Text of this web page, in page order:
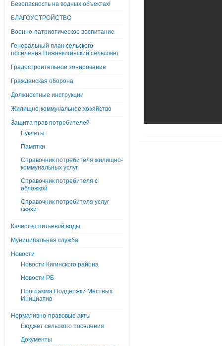
Безопасность на водных объектах!
БЛАГОУСТРОЙСТВО
Военно-патриотическое воспитание
Генеральный план сельского
поселения Нижнекигинский сельсовет
Градостроительное зонирование
Гражданская оборона
Должностные инструкции
Жилищно-коммунальное хозяйство
Защита прав потребителей
Буклеты
Памятки
Справочник потребителя жилищно-
коммунальных услуг
Справочник потребителя с
обложкой
Справочник потребителя услуг
связи
Качество питьевой воды
Муниципальная служба
Новости
Новости Кигинского района
Новости РБ
Программа Поддержки Местных
Инициатив
Нормативно-правовые акты
Бюджет сельского поселения
Документы